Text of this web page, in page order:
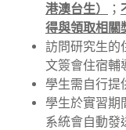
港澳台生）
；
得與領取相關
訪問研究生的
文簽會住宿輔
學生需自行提
學生於實習期
系統會自動發